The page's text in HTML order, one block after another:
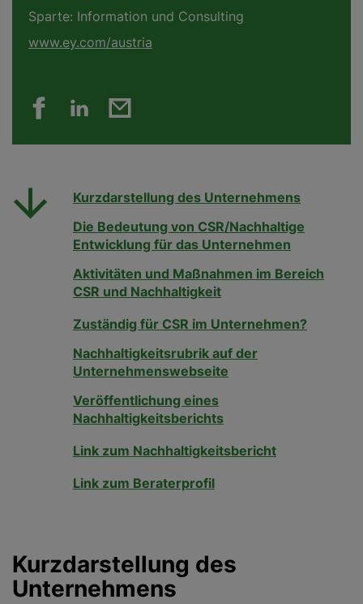
Sparte: Information und Consulting
www.ey.com/austria
Kurzdarstellung des Unternehmens
Die Bedeutung von CSR/Nachhaltige
Entwicklung für das Unternehmen
Aktivitäten und Maßnahmen im Bereich
CSR und Nachhaltigkeit
Zuständig für CSR im Unternehmen?
Nachhaltigkeitsrubrik auf der
Unternehmenswebseite
Veröffentlichung eines
Nachhaltigkeitsberichts
Link zum Nachhaltigkeitsbericht
Link zum Beraterprofil
Kurzdarstellung des
Unternehmens